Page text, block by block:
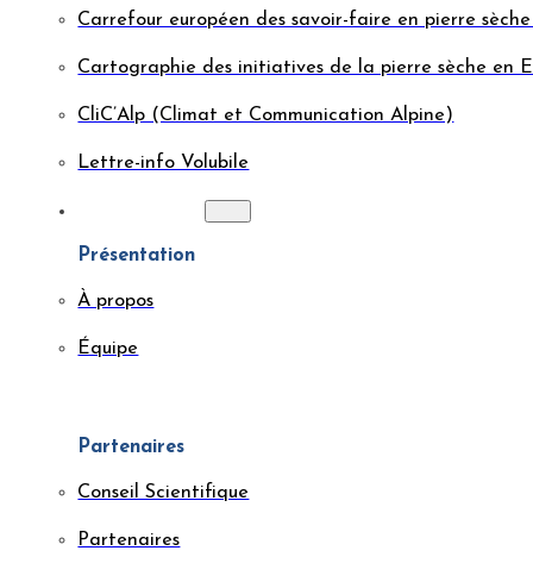
Carrefour européen des savoir-faire en pierre
Cartographie des initiatives de la pierre sèche en
CliC’Alp (Climat et Communication Alpine)
Lettre-info Volubile
Présentation
À propos
Équipe
Partenaires
Conseil Scientifique
Partenaires